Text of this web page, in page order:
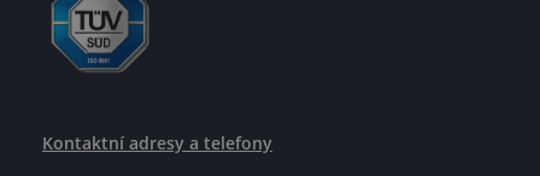
Kontaktní adresy a telefony